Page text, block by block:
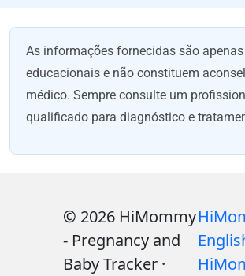
As informações fornecidas são
educacionais e não constituem
médico. Sempre consulte um
qualificado para diagnóstico e
© 2026 HiMommy
- Pregnancy and
Baby Tracker ·